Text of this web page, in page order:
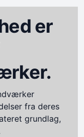
er
fra deres
grundlag,